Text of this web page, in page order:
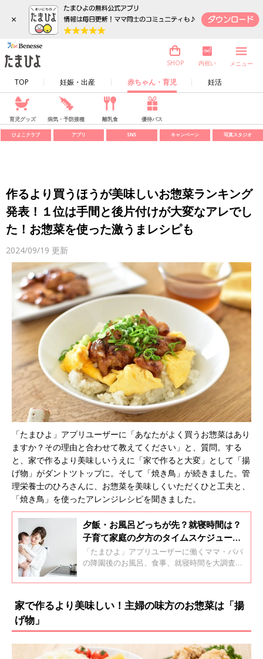
×
TOP 妊娠・出産 赤ちゃん・育児 妊活
SHOP 内祝い メニュー
育児グッズ 病気・予防接種 離乳食 優待パス
ひよこクラブ アプリ SNS キャンペーン 写真スタジオ
作るより買うほうが美味しいお惣菜ランキング
発表！１位は手間と後片付けが大変なアレでし
た！お惣菜を使った激うまレシピも
2024/09/19 更新
「たまひよ」アプリユーザーに「あなたがよく買うお惣菜はあり
ますか？その理由と合わせて教えてください」と、質問。する
と、家で作るより美味しいうえに「家で作ると大変」として「揚
げ物」がダントツトップに。そして「焼き鳥」が続きました。管
理栄養士のひろさんに、お惣菜を美味しくいただくひと工夫と、
「焼き鳥」を使ったアレンジレシピを聞きました。
夕飯・お風呂どっちが先？就寝時間は？
子育て家庭の夕方のタイムスケジュール
大調査！５人の子をもつ母の神タイムス
ケジュールも大公開
「たまひよ」アプリユーザーに働くママ・パパ
の降園後のお風呂、食事、就寝時間を大調査！
のママであり、14年にわたって19時夕飯、21時
®の吉川永里子さんのタイムスケジュールを公
家で作るより美味しい！主婦の味方のお惣菜は「揚
げ物」